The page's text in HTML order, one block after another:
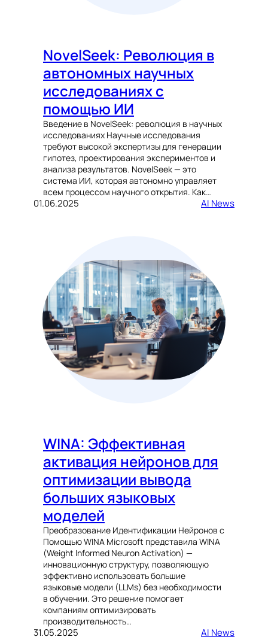
NovelSeek: Революция в
автономных научных
исследованиях с
помощью ИИ
Введение в NovelSeek: революция в научных
исследованиях Научные исследования
требуют высокой экспертизы для генерации
гипотез, проектирования экспериментов и
анализа результатов. NovelSeek — это
система ИИ, которая автономно управляет
всем процессом научного открытия. Как…
01.06.2025 AI News
WINA: Эффективная
активация нейронов для
оптимизации вывода
больших языковых
моделей
Преобразование Идентификации Нейронов с
Помощью WINA Microsoft представила WINA
(Weight Informed Neuron Activation) —
инновационную структуру, позволяющую
эффективно использовать большие
языковые модели (LLMs) без необходимости
в обучении. Это решение помогает
компаниям оптимизировать
производительность…
31.05.2025 AI News